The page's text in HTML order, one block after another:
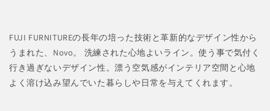
FUJI FURNITUREの長年の培った技術と革新的なデザイン性から
うまれた、Novo。 洗練された心地よいライン。使う事で気付く
行き過ぎないデザイン性。漂う空気感がインテリア空間と心地
よく溶け込み望んでいた暮らしや日常を与えてくれます。